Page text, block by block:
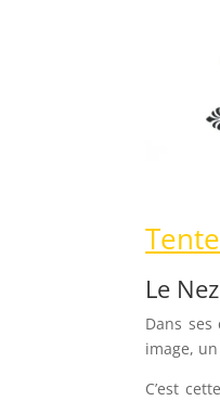
Le
Dans
image,
C’est